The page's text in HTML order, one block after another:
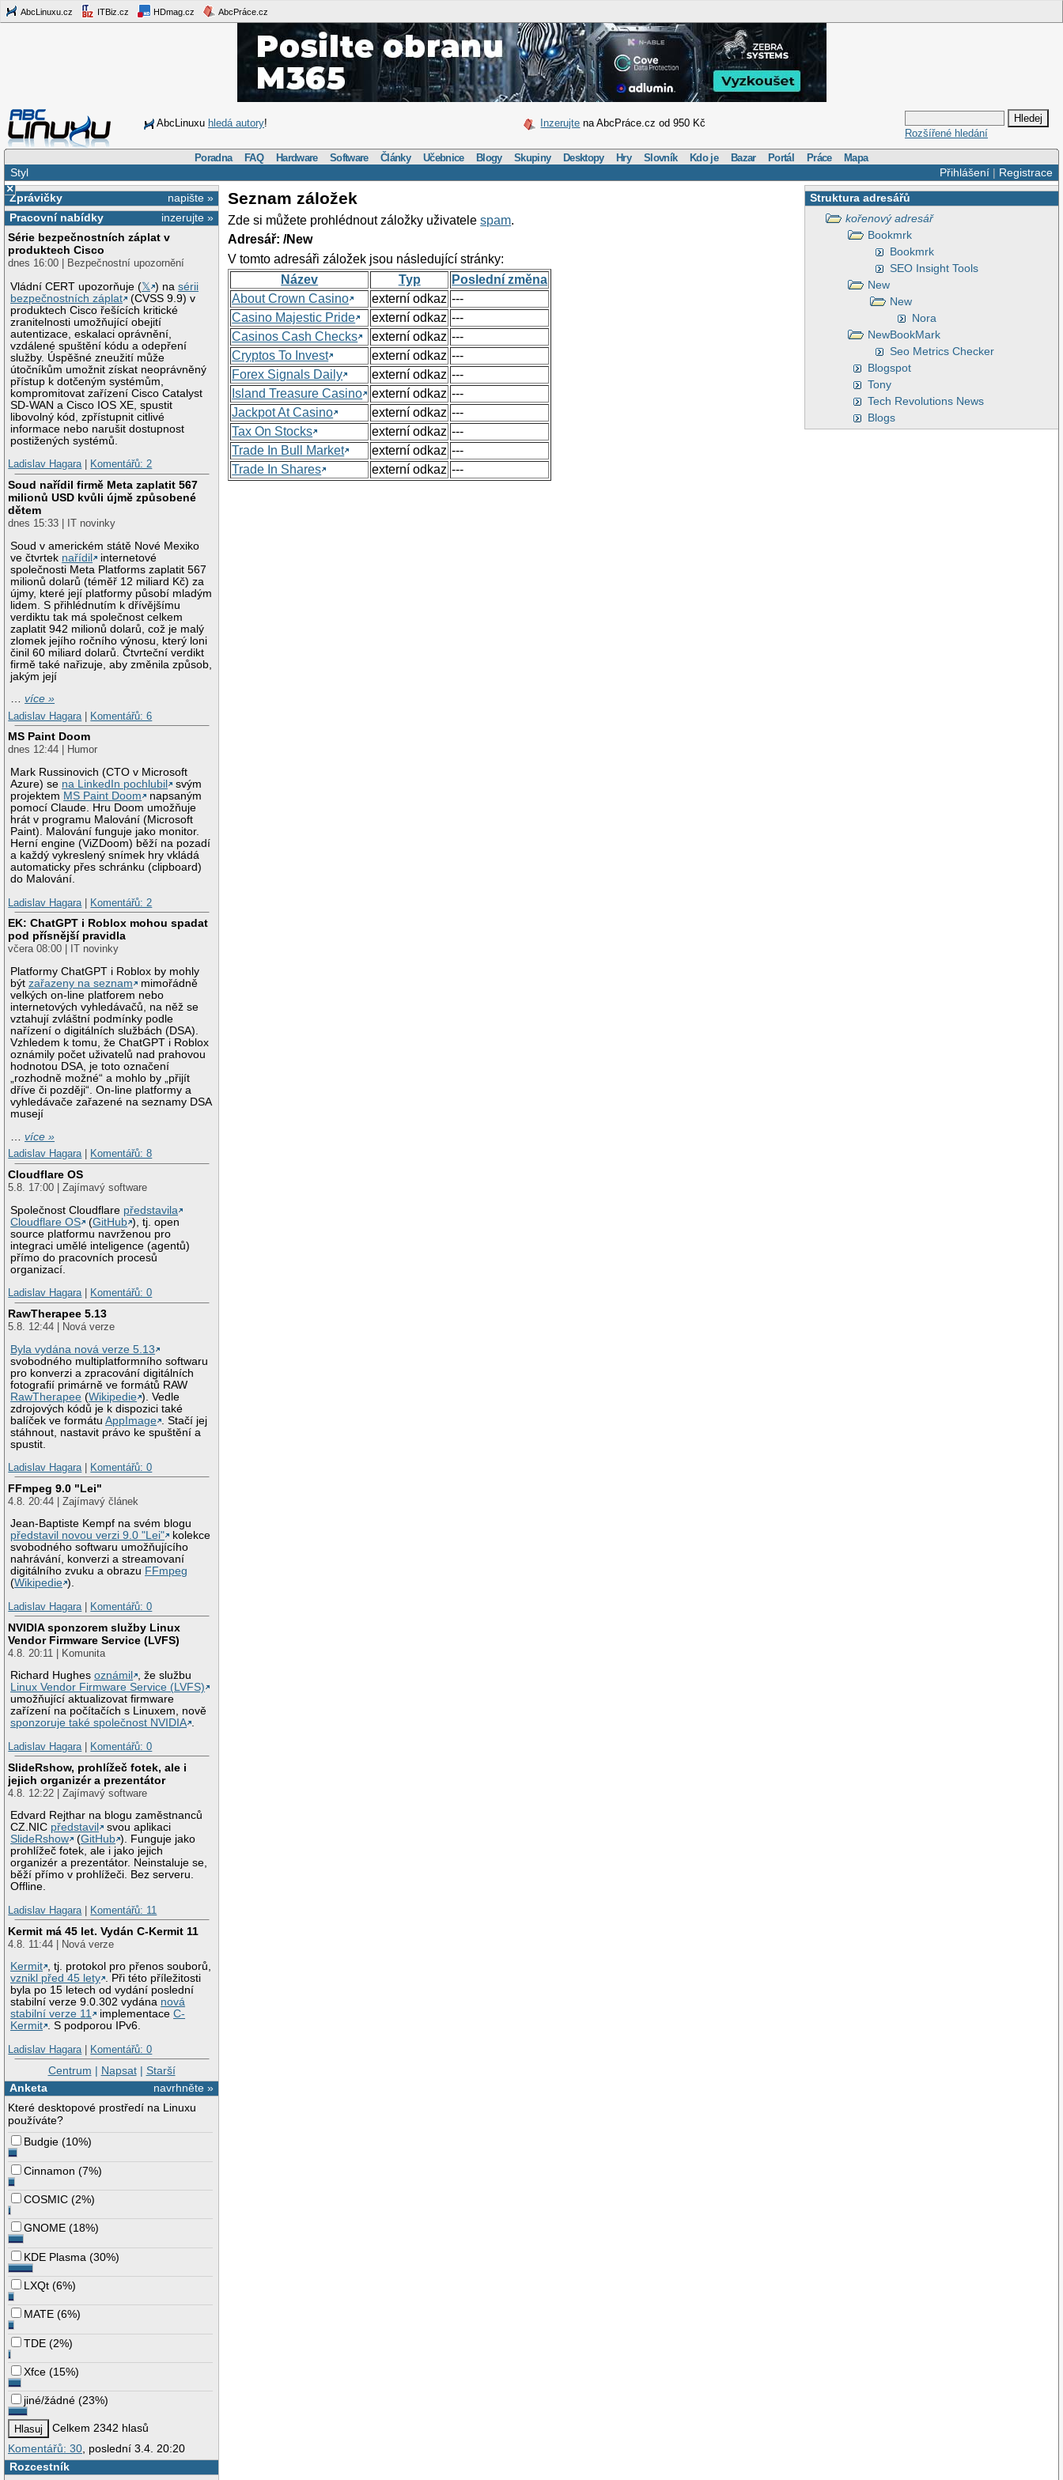
AbcLinuxu.cz ITBiz.cz HDmag.cz AbcPráce.cz
AbcLinuxu hledá autory! Inzerujte na AbcPráce.cz od 950 Kč
Rozšířené hledání
Poradna FAQ Hardware Software Články Učebnice Blogy Skupiny Desktopy Hry Slovník Kdo je Bazar Portál Práce Mapa
Přihlášení| Registrace
Styl
×
napište »
Zprávičky
inzerujte »
Pracovní nabídky
Série bezpečnostních záplat v
produktech Cisco
dnes 16:00 | Bezpečnostní upozornění
Vládní CERT upozorňuje (𝕏 ) nasérii
bezpečnostních záplat
(CVSS 9.9) v
produktech Cisco řešících kritické
zranitelnosti umožňující obejití
autentizace, eskalaci oprávnění,
vzdálené spuštění kódu a odepření
služby. Úspěšné zneužití může
útočníkům umožnit získat neoprávněný
přístup k dotčeným systémům,
kompromitovat zařízení Cisco Catalyst
SD-WAN a Cisco IOS XE, spustit
libovolný kód, zpřístupnit citlivé
informace nebo narušit dostupnost
postižených systémů.
Ladislav Hagara| Komentářů: 2
Soud nařídil firmě Meta zaplatit 567
milionů USD kvůli újmě způsobené
dětem
dnes 15:33 | IT novinky
Soud v americkém státě Nové Mexiko
ve čtvrtek nařídil
internetové
společnosti Meta Platforms zaplatit 567
milionů dolarů (téměř 12 miliard Kč) za
újmy, které její platformy působí mladým
lidem. S přihlédnutím k dřívějšímu
verdiktu tak má společnost celkem
zaplatit 942 milionů dolarů, což je malý
zlomek jejího ročního výnosu, který loni
činil 60 miliard dolarů. Čtvrteční verdikt
firmě také nařizuje, aby změnila způsob,
jakým její
…více »
Ladislav Hagara
Komentářů: 6
MS Paint Doom
dnes 12:44 | Humor
Mark Russinovich (CTO v Microsoft
Azure) se na LinkedIn pochlubil
svým
projektem MS Paint Doom
napsaným
pomocí Claude. Hru Doom umožňuje
hrát v programu Malování (Microsoft
Paint). Malování funguje jako monitor.
Herní engine (ViZDoom) běží na pozadí
a každý vykreslený snímek hry vkládá
automaticky přes schránku (clipboard)
do Malování.
Ladislav Hagara
Komentářů: 2
EK: ChatGPT i Roblox mohou spadat
pod přísnější pravidla
včera 08:00 | IT novinky
Platformy ChatGPT i Roblox by mohly
býtzařazeny na seznam
mimořádně
velkých on-line platforem nebo
internetových vyhledávačů, na něž se
vztahují zvláštní podmínky podle
nařízení o digitálních službách (DSA).
Vzhledem k tomu, že ChatGPT i Roblox
oznámily počet uživatelů nad prahovou
hodnotou DSA, je toto označení
„rozhodně možné“ a mohlo by „přijít
dříve či později“. On-line platformy a
vyhledávače zařazené na seznamy DSA
musejí
…více »
Ladislav Hagara| Komentářů: 8
Cloudflare OS
5.8. 17:00 | Zajímavý software
Společnost Cloudflare představila
Cloudflare OS
(GitHub ), tj. open
source platformu navrženou pro
integraci umělé inteligence (agentů)
přímo do pracovních procesů
organizací.
Ladislav Hagara| Komentářů: 0
RawTherapee 5.13
5.8. 12:44 | Nová verze
Byla vydána nová verze 5.13
svobodného multiplatformního softwaru
pro konverzi a zpracování digitálních
fotografií primárně ve formátů RAW
RawTherapee (Wikipedie ). Vedle
zdrojových kódů je k dispozici také
balíček ve formátuAppImage
. Stačí jej
stáhnout, nastavit právo ke spuštění a
spustit.
Ladislav Hagara| Komentářů: 0
FFmpeg 9.0 "Lei"
4.8. 20:44 | Zajímavý článek
Jean-Baptiste Kempf na svém blogu
představil novou verzi 9.0 "Lei"
kolekce
svobodného softwaru umožňujícího
nahrávání, konverzi a streamovaní
digitálního zvuku a obrazu FFmpeg
(Wikipedie ).
Ladislav Hagara| Komentářů: 0
NVIDIA sponzorem služby Linux
Vendor Firmware Service (LVFS)
4.8. 20:11 | Komunita
Richard Hughesoznámil
, že službu
Linux Vendor Firmware Service (LVFS)
umožňující aktualizovat firmware
zařízení na počítačích s Linuxem, nově
sponzoruje také společnost NVIDIA .
Ladislav Hagara| Komentářů: 0
SlideRshow, prohlížeč fotek, ale i
jejich organizér a prezentátor
4.8. 12:22 | Zajímavý software
Edvard Rejthar na blogu zaměstnanců
CZ.NIC představil
svou aplikaci
SlideRshow
(GitHub ). Funguje jako
prohlížeč fotek, ale i jako jejich
organizér a prezentátor. Neinstaluje se,
běží přímo v prohlížeči. Bez serveru.
Offline.
Ladislav Hagara| Komentářů: 11
Kermit má 45 let. Vydán C-Kermit 11
4.8. 11:44 | Nová verze
Kermit , tj. protokol pro přenos souborů,
vznikl před 45 lety . Při této příležitosti
byla po 15 letech od vydání poslední
stabilní verze 9.0.302 vydána nová
stabilní verze 11
implementaceC-
Kermit . S podporou IPv6.
Ladislav Hagara| Komentářů: 0
Centrum | Napsat| Starší
navrhněte »
Anketa
Které desktopové prostředí na Linuxu
používáte?
Budgie (10%)
Cinnamon (7%)
COSMIC (2%)
GNOME (18%)
KDE Plasma (30%)
LXQt (6%)
MATE (6%)
TDE (2%)
Xfce (15%)
jiné/žádné (23%)
Celkem 2342 hlasů
Komentářů: 30 , poslední 3.4. 20:20
Rozcestník
Struktura adresářů
kořenový adresář
Bookmrk
Bookmrk
SEO Insight Tools
New
New
Nora
NewBookMark
Seo Metrics Checker
Blogspot
Tony
Tech Revolutions News
Blogs
Seznam záložek
Zde si můžete prohlédnout záložky uživatelespam.
Adresář: /New
V tomto adresáři záložek jsou následující stránky:
Název
Typ
Poslední změna
About Crown Casino
externí odkaz ---
Casino Majestic Pride
externí odkaz ---
Casinos Cash Checks
externí odkaz ---
Cryptos To Invest
externí odkaz ---
Forex Signals Daily
externí odkaz ---
Island Treasure Casino
externí odkaz ---
Jackpot At Casino
externí odkaz ---
Tax On Stocks
externí odkaz ---
Trade In Bull Market
externí odkaz ---
Trade In Shares
externí odkaz ---